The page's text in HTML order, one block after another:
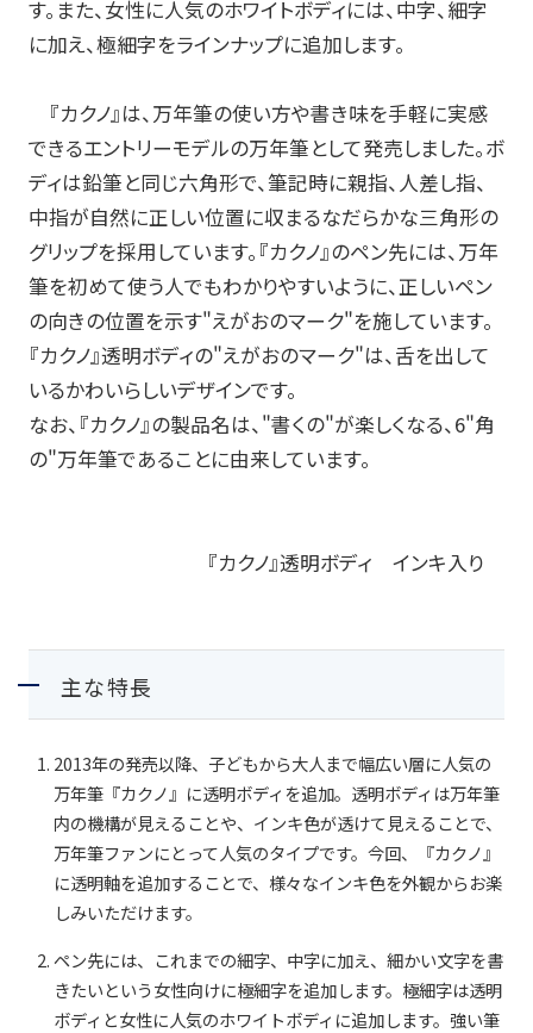
使い方動画
かく、がスキ English
す。また、女性に人気のホワイトボディには、中字、細字
に加え、極細字をラインナップに追加します。
『カクノ』は、万年筆の使い方や書き味を手軽に実感
できるエントリーモデルの万年筆として発売しました。ボ
ディは鉛筆と同じ六角形で、筆記時に親指、人差し指、
中指が自然に正しい位置に収まるなだらかな三角形の
グリップを採用しています。『カクノ』のペン先には、万年
筆を初めて使う人でもわかりやすいように、正しいペン
の向きの位置を示す"えがおのマーク"を施しています。
『カクノ』透明ボディの"えがおのマーク"は、舌を出して
いるかわいらしいデザインです。
なお、『カクノ』の製品名は、"書くの"が楽しくなる、6"角
の"万年筆であることに由来しています。
『カクノ』透明ボディ インキ入り
主な特長
2013年の発売以降、子どもから大人まで幅広い層に人気の
万年筆『カクノ』に透明ボディを追加。透明ボディは万年筆
内の機構が見えることや、インキ色が透けて見えることで、
万年筆ファンにとって人気のタイプです。今回、『カクノ』
に透明軸を追加することで、様々なインキ色を外観からお楽
しみいただけます。
ペン先には、これまでの細字、中字に加え、細かい文字を書
きたいという女性向けに極細字を追加します。極細字は透明
ボディと女性に人気のホワイトボディに追加します。強い筆